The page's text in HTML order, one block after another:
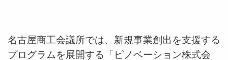
名古屋商工会議所では、新規事業創出を支援する
プログラムを展開する「ピノベーション株式会